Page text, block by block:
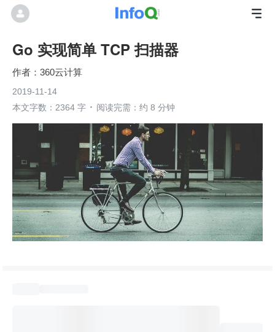
Go 实现简单 TCP 扫描器
360云计算
2019-11-14
本文字数：2364 字
阅读完需：约 8 分钟